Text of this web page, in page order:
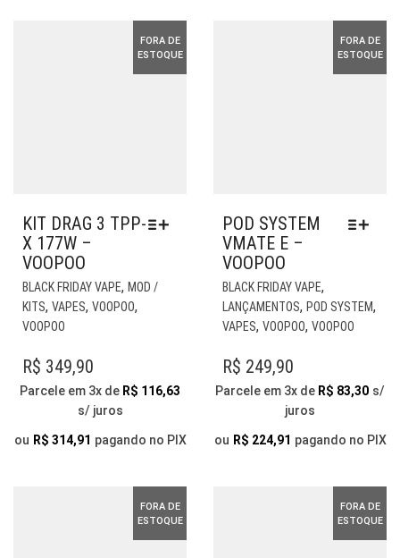
PRODUTO
DO
FORA DE
ESTOQUE
KIT DRAG 3 TPP-
X 177W –
VOOPOO
BLACK FRIDAY VAPE, MOD /
KITS, VAPES, VOOPOO,
VOOPOO
PRODUTO
VARIANTES.
OPÇÕES
SER
DO
PRODUTO
R$ 349,90
Parcele em 3x de R$ 116,63
s/ juros
ou R$ 314,91 pagando no PIX
FORA DE
ESTOQUE
POD SYSTEM
VMATE E –
VOOPOO
BLACK FRIDAY VAPE,
LANÇAMENTOS, POD SYSTEM,
VAPES, VOOPOO, VOOPOO
SER
DO
R$ 249,90
Parcele em 3x de R$ 83,30 s/
juros
ou R$ 224,91 pagando no PIX
FORA DE
ESTOQUE
FORA DE
ESTOQUE